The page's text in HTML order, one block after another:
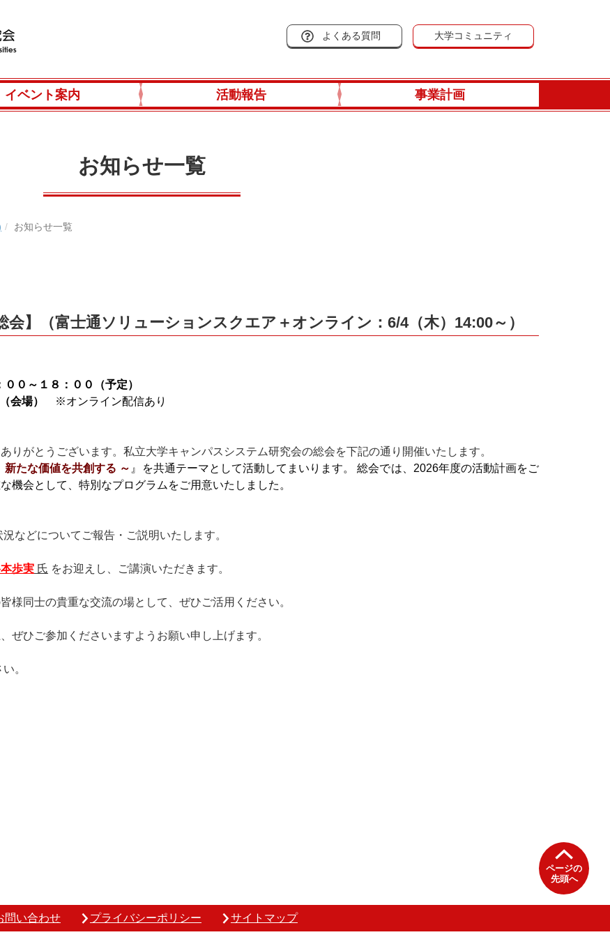
よくある質問 大学コミュニティ
イベント案内 活動報告 事業計画
お知らせ一覧
お知らせ一覧
会】（富士通ソリューションスクエア＋オンライン：6/4（木）14:00～）
０～１８：００（予定）
（会場） ※オンライン配信あり
がとうございます。私立大学キャンパスシステム研究会の総会を下記の通り開催いたします。
たな価値を共創する ～ 』を共通テーマとして活動してまいります。 総会では、2026年度の活動計画をご
機会として、特別なプログラムをご用意いたしました。
などについてご報告・ご説明いたします。
歩実 氏 をお迎えし、ご講演いただきます。
同士の貴重な交流の場として、ぜひご活用ください。
ひご参加くださいますようお願い申し上げます。
。
ページの
先頭へ
問い合わせ プライバシーポリシー サイトマップ